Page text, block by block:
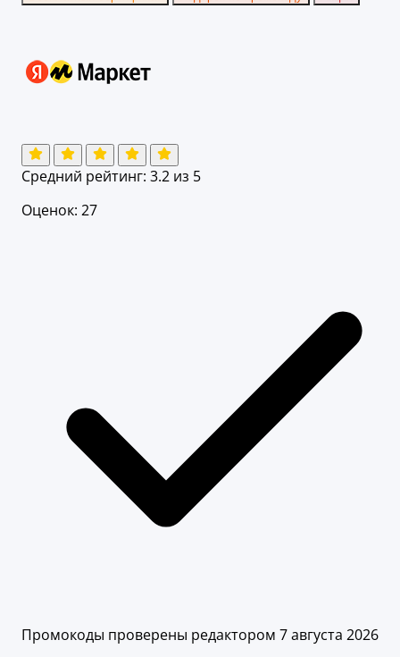
Средний рейтинг: 3.2 из 5
Оценок: 27
Промокоды проверены редактором 7 августа 2026